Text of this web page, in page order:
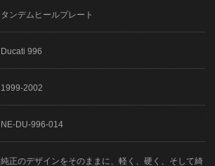
タンデムヒールプレート
Ducati 996
1999-2002
NE-DU-996-014
純正のデザインをそのままに、軽く、硬く、そして綺